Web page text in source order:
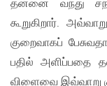
தன்னை வந்து
கூறுகிறார்.
குறைவாகப்
பதில் அளிப்பதை
விளைவை இவ்வாறு